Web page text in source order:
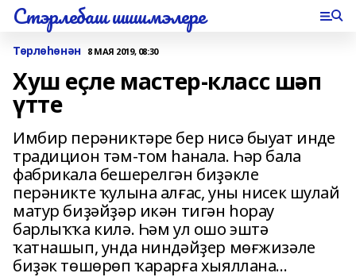
Стэрлебаш шишмэлере
Төрлөһөнән 8 МАЯ 2019, 08:30
Хуш еҫле мастер-класс шәп
үтте
Имбир перәниктәре бер нисә быуат инде
традицион тәм-том һанала. Һәр бала
фабрикала бешерелгән биҙәкле
перәникте ҡулына алғас, уны нисек шулай
матур биҙәйҙәр икән тигән һорау
барлыҡҡа килә. Һәм ул ошо эштә
ҡатнашып, унда ниндәйҙер мөғжизәле
биҙәк төшөрөп ҡарарға хыяллана...